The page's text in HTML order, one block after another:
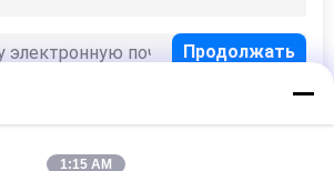
аммония
1:15 AM